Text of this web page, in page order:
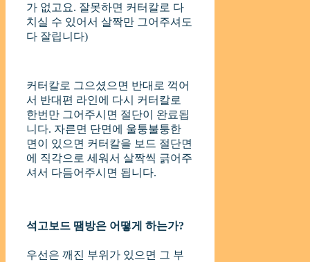
가 없고요. 잘못하면 커터칼로 다
치실 수 있어서 살짝만 그어주셔도
다 잘립니다)
커터칼로 그으셨으면 반대로 꺽어
서 반대편 라인에 다시 커터칼로
한번만 그어주시면 절단이 완료됩
니다. 자른면 단면에 울퉁불퉁한
면이 있으면 커터칼을 보드 절단면
에 직각으로 세워서 살짝씩 긁어주
셔서 다듬어주시면 됩니다.
석고보드 땜방은 어떻게 하는가?
우선은 깨진 부위가 있으면 그 부